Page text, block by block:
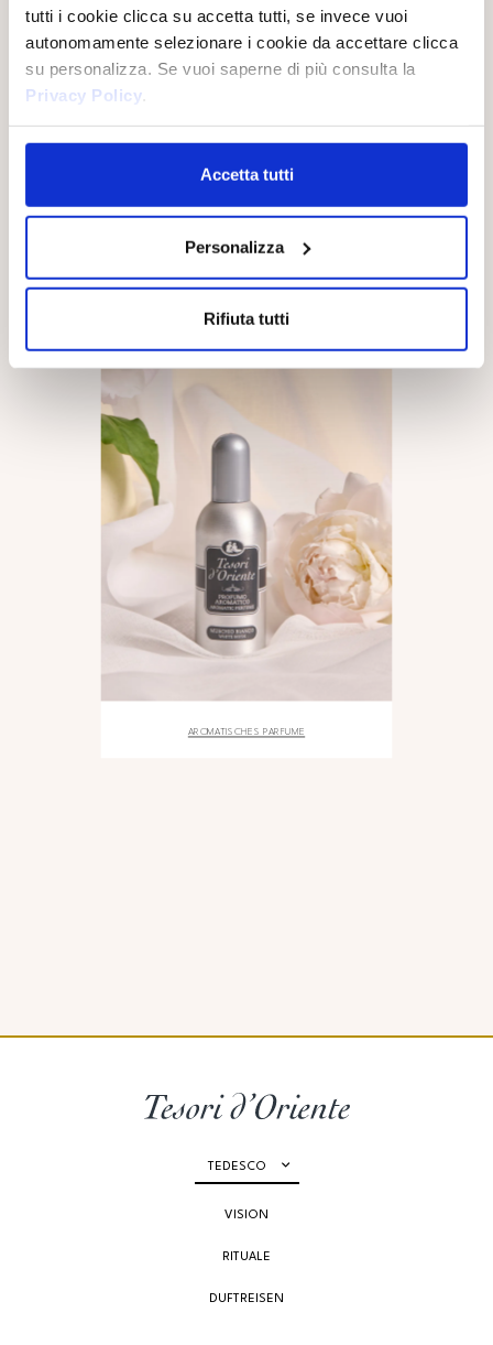
tutti i cookie clicca su accetta tutti, se invece vuoi
autonomamente selezionare i cookie da accettare clicca
su personalizza. Se vuoi saperne di più consulta la
Privacy Policy
Accetta tutti
Personalizza
Rifiuta tutti
AROMATISCHES PARFUME
TEDESCO
VISION
RITUALE
DUFTREISEN